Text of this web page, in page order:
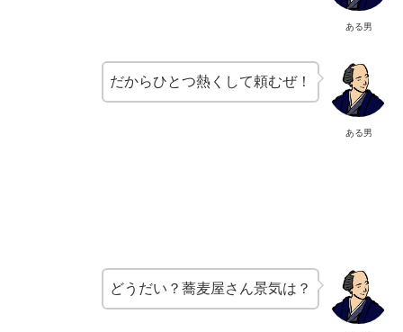
ある男
ある男
だからひとつ熱くして頼むぜ！
どうだい？蕎麦屋さん景気は？